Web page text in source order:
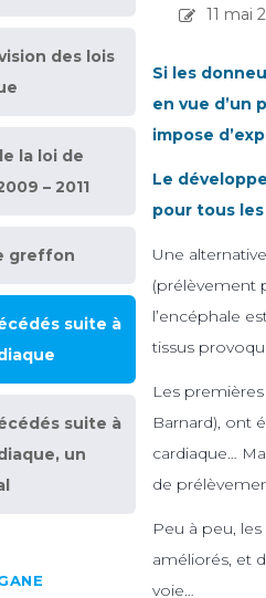
des lois
la loi de
– 2011
greffon
suite à
suite à
un
11 mai
Si les
en vue d’un
impose
Le
pour tous
Une
(prélèvement
l’encéphale
tissus
Les
Barnard), ont
cardiaque…
de
Peu à peu,
améliorés, et
voie…